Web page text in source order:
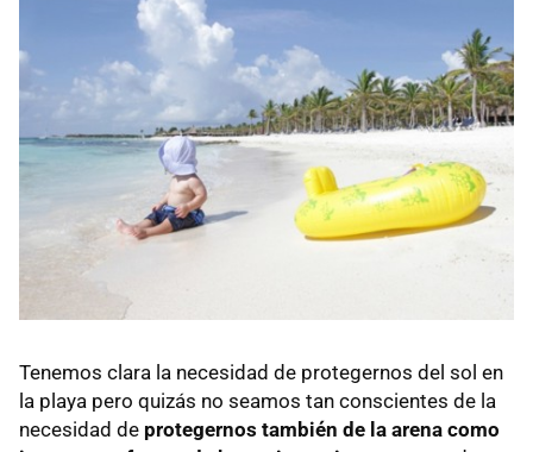
Tenemos clara la necesidad de protegernos del sol en
la playa pero quizás no seamos tan conscientes de la
necesidad de protegernos también de la arena como